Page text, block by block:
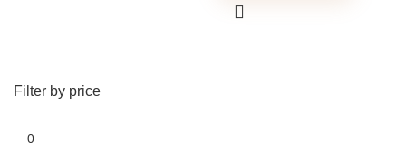
Filter by price